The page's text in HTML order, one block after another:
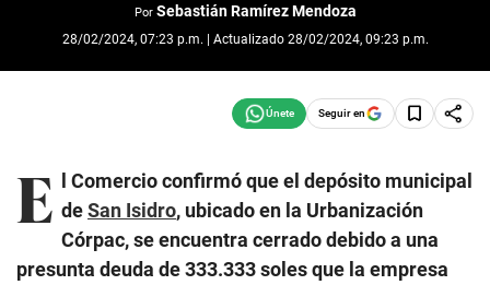
Por Sebastián Ramírez Mendoza
28/02/2024, 07:23 p.m. | Actualizado 28/02/2024, 09:23 p.m.
Seguir en
E l Comercio confirmó que el depósito municipal
deSan Isidro, ubicado en la Urbanización
Córpac, se encuentra cerrado debido a una
presunta deuda de 333.333 soles que la empresa